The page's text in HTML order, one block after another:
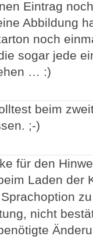
Eintrag
Abbildung
noch
sogar jede
… :)
beim
;-)
für den
Laden der
nicht